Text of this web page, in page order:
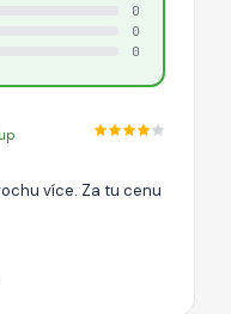
0
0
0
více. Za tu cenu